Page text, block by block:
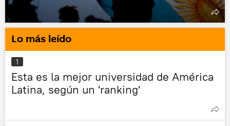
Lo más leído
1
Esta es la mejor universidad de América
Latina, según un 'ranking'